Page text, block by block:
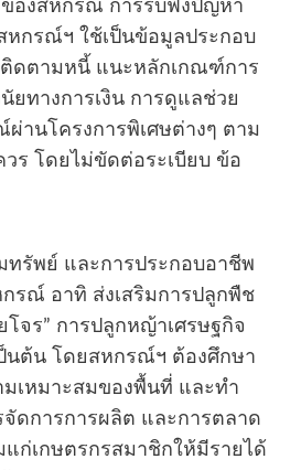
ของสหกรณ์ การรับฟังปัญหา
หกรณ์ฯ ใช้เป็นข้อมูลประกอบ
ติดตามหนี้ แนะหลักเกณฑ์การ
ยทางการเงิน การดูแลช่วย
านโครงการพิเศษต่างๆ ตาม
ร โดยไม่ขัดต่อระเบียบ ข้อ
ทรัพย์ และการประกอบอาชีพ
รณ์ อาทิ ส่งเสริมการปลูกพืช
จร” การปลูกหญ้าเศรษฐกิจ
ป็นต้น โดยสหกรณ์ฯ ต้องศึกษา
มเหมาะสมของพื้นที่ และทำ
ดการการผลิต และการตลาด
แก่เกษตรกรสมาชิกให้มีรายได้